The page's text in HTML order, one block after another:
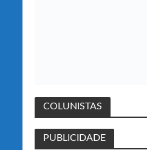
COLUNISTAS
PUBLICIDADE